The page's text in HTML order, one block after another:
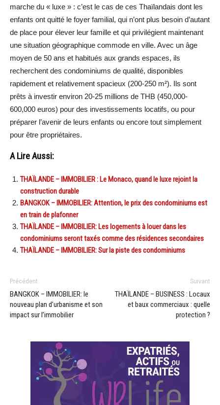
marche du « luxe » : c’est le cas de ces Thaïlandais dont les
enfants ont quitté le foyer familial, qui n’ont plus besoin d’autant
de place pour élever leur famille et qui privilégient maintenant
une situation géographique commode en ville. Avec un âge
moyen de 50 ans et habitués aux grands espaces, ils
recherchent des condominiums de qualité, disponibles
rapidement et relativement spacieux (200-250 m²). Ils sont
prêts à investir environ 20-25 millions de THB (450,000-
600,000 euros) pour des investissements locatifs, ou pour
préparer l’avenir de leurs enfants ou encore tout simplement
pour être propriétaires.
A Lire Aussi:
THAÏLANDE – IMMOBILIER : Le Monaco, quand le luxe rejoint la
construction durable
BANGKOK – IMMOBILIER: Attention, le prix des condominiums est
en train de plafonner
THAÏLANDE – IMMOBILIER: Les logements à louer dans les
condominiums seront taxés comme des résidences secondaires
THAÏLANDE – IMMOBILIER: Sur la piste des condominiums
Précédent
BANGKOK – IMMOBILIER: le
nouveau plan d’urbanisme et son
impact sur l’immobilier
Suivant
THAÏLANDE – BUSINESS : Locaux
et baux commerciaux : quelle
protection ?